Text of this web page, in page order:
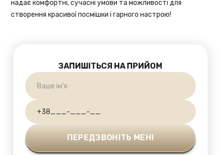
надає комфортні, сучасні умови та можливості для
створення красивої посмішки і гарного настрою!
ЗАПИШІТЬСЯ НА ПРИЙОМ